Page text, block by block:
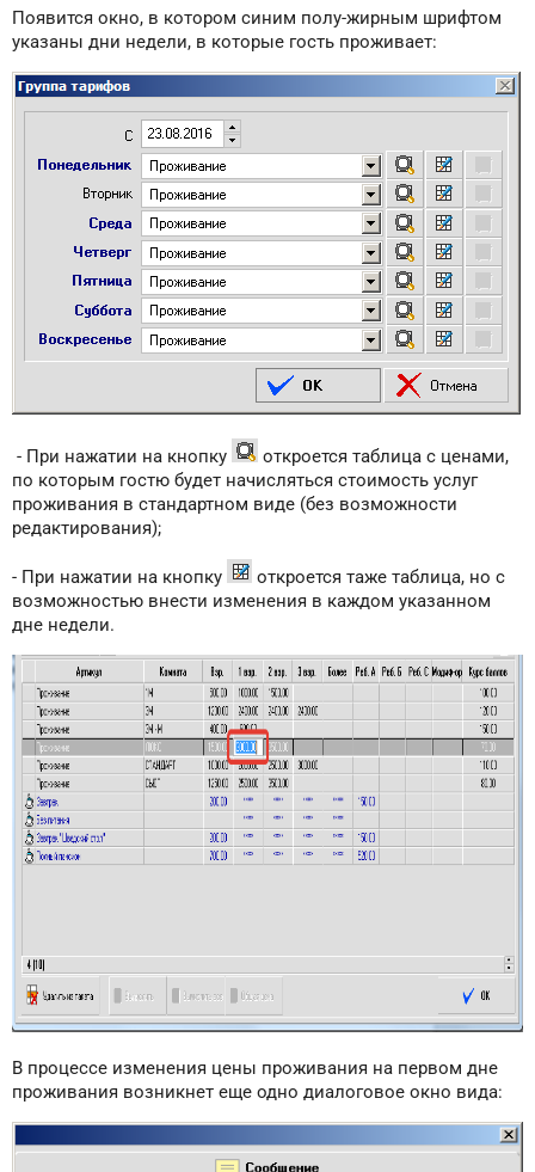
Появится окно, в котором синим полу-жирным шрифтом
указаны дни недели, в которые гость проживает:
- При нажатии на кнопку
откроется таблица с ценами,
по которым гостю будет начисляться стоимость услуг
проживания в стандартном виде (без возможности
редактирования);
- При нажатии на кнопку
откроется таже таблица, но с
возможностью внести изменения в каждом указанном
дне недели.
В процессе изменения цены проживания на первом дне
проживания возникнет еще одно диалоговое окно вида: